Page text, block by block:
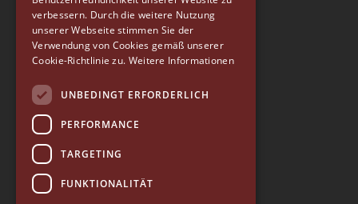
EUREKA
Via Luigi Longo 39/41
50019, Sesto Fiorentino (FI) - ITALY
Tel. +39 055 4200011
Fax +39 055 4200010
P. Iva 03094860487
info@eureka.co.it
RUSSIAN
verbessern. Durch die weitere Nutzung
unserer Webseite stimmen Sie der
Verwendung von Cookies gemäß unserer
Cookie-Richtlinie zu. Weitere Informationen
UNBEDINGT ERFORDERLICH
PERFORMANCE
TARGETING
FUNKTIONALITÄT